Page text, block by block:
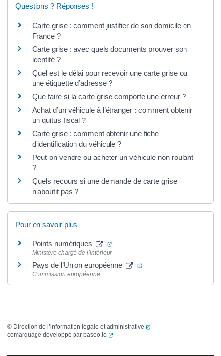
Questions ? Réponses !
Carte grise : comment justifier de son domicile en
France ?
Carte grise : avec quels documents prouver son
identité ?
Quel est le délai pour recevoir une carte grise ou
une étiquette d’adresse ?
Que faire si la carte grise comporte une erreur ?
Achat d’un véhicule à l’étranger : comment obtenir
un quitus fiscal ?
Carte grise : comment obtenir une fiche
d’identification du véhicule ?
Peut-on vendre ou acheter un véhicule non roulant
?
Quels recours si une demande de carte grise
n’aboutit pas ?
Pour en savoir plus
Points numériques (ouverture dans un nouvel onglet)
Ministère chargé de l’intérieur
Pays de l’Union européenne (ouverture dans un
Commission européenne
© Direction de l’information légale et administrative
(ouverture dans un
comarquage developpé par baseo.io (ouverture dans un nouvel onglet)